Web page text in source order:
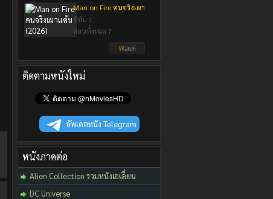
Man on Fire คนจริงเผา
แค้น (2026)
ซีซัน 1
ตอนทั้งหมด 7
ติดตามหนังใหม่
อัพเดตหนัง Telegram
หนังภาคต่อ
Alien Collection รวมหนังเอเลี่ยน
DC Universe